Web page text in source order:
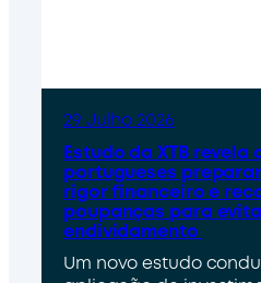
29 Julho 2026
Estudo da XTB revela
portugueses
rigor financeiro e
poupanças para
endividamento
Um novo estudo